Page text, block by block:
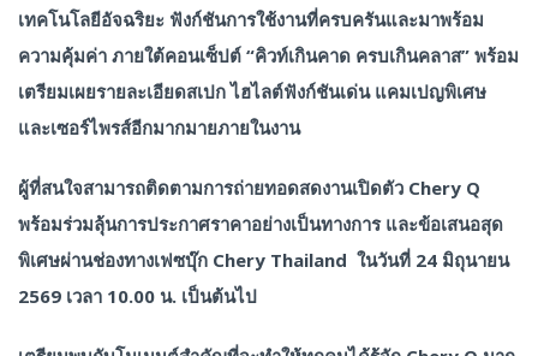
เทคโนโลยีอัจฉริยะ ฟังก์ชันการใช้งานที่ครบครันและมาพร้อม
ความคุ้มค่า ภายใต้คอนเซ็ปต์ “คิวท์เกินคาด ครบเกินคลาส” พร้อม
เตรียมเผยรายละเอียดสเปก ไฮไลต์ฟังก์ชันเด่น แคมเปญพิเศษ
และเซอร์ไพรส์อีกมากมายภายในงาน
ผู้ที่สนใจสามารถติดตามการถ่ายทอดสดงานเปิดตัว Chery Q
พร้อมร่วมลุ้นการประกาศราคาอย่างเป็นทางการ และข้อเสนอสุด
พิเศษผ่านช่องทางเฟซบุ๊ก Chery Thailand ในวันที่ 24 มิถุนายน
2569 เวลา 10.00 น. เป็นต้นไป